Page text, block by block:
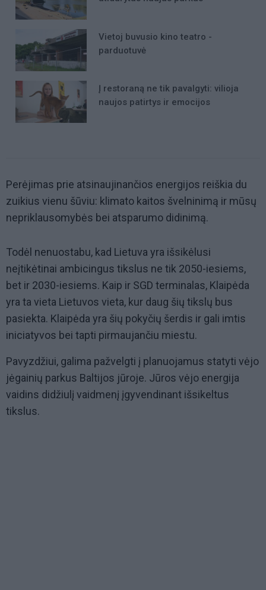
Vietoj buvusio kino teatro -
parduotuvė
Į restoraną ne tik pavalgyti: vilioja
naujos patirtys ir emocijos
Perėjimas prie atsinaujinančios energijos reiškia du
zuikius vienu šūviu: klimato kaitos švelninimą ir mūsų
nepriklausomybės bei atsparumo didinimą.
Todėl nenuostabu, kad Lietuva yra išsikėlusi
neįtikėtinai ambicingus tikslus ne tik 2050-iesiems,
bet ir 2030-iesiems. Kaip ir SGD terminalas, Klaipėda
yra ta vieta Lietuvos vieta, kur daug šių tikslų bus
pasiekta. Klaipėda yra šių pokyčių šerdis ir gali imtis
iniciatyvos bei tapti pirmaujančiu miestu.
Pavyzdžiui, galima pažvelgti į planuojamus statyti vėjo
jėgainių parkus Baltijos jūroje. Jūros vėjo energija
vaidins didžiulį vaidmenį įgyvendinant išsikeltus
tikslus.